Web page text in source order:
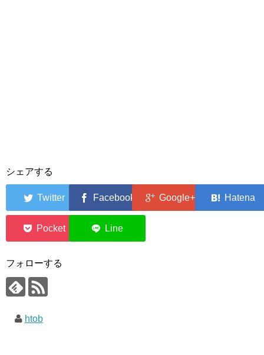
シェアする
フォローする
htob